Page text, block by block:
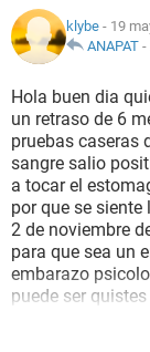
NUTRICIÓN
BIENESTAR
SEXUALIDAD
GLOSARIO
klybe - 19
ANAPAT -
Hola buen dia
un retraso de 6
pruebas caseras
sangre salio
a tocar el
por que se
2 de noviembre
para que sea un
embarazo
puede ser
se que hacer
tuve ausencia